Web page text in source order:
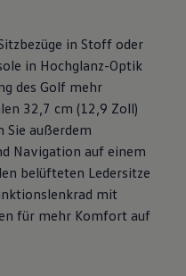
in Stoff oder
in Hochglanz-Optik
des Golf mehr
32,7 cm (12,9 Zoll)
außerdem
Navigation auf einem
belüfteten Ledersitze
mit
für mehr Komfort auf